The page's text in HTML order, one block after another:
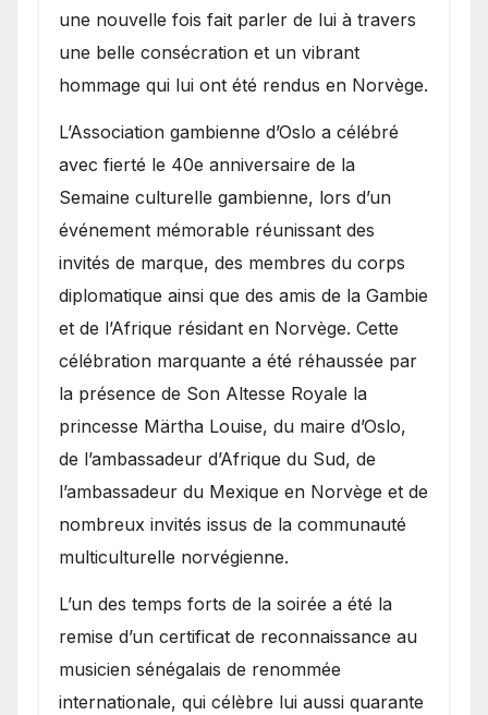
une nouvelle fois fait parler de lui à travers
une belle consécration et un vibrant
hommage qui lui ont été rendus en Norvège.
​L’Association gambienne d’Oslo a célébré
avec fierté le 40e anniversaire de la
Semaine culturelle gambienne, lors d’un
événement mémorable réunissant des
invités de marque, des membres du corps
diplomatique ainsi que des amis de la Gambie
et de l’Afrique résidant en Norvège. Cette
célébration marquante a été réhaussée par
la présence de Son Altesse Royale la
princesse Märtha Louise, du maire d’Oslo,
de l’ambassadeur d’Afrique du Sud, de
l’ambassadeur du Mexique en Norvège et de
nombreux invités issus de la communauté
multiculturelle norvégienne.
​L’un des temps forts de la soirée a été la
remise d’un certificat de reconnaissance au
musicien sénégalais de renommée
internationale, qui célèbre lui aussi quarante